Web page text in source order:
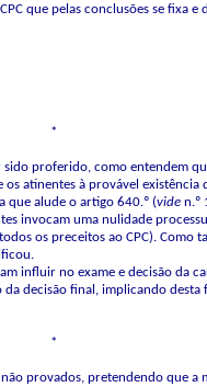
que pelas conclusões se fixa e
*
proferido, como entendem
atinentes à provável
que alude o artigo 640.º (vide n.º
invocam uma nulidade
os preceitos ao CPC). Como
influir no exame e decisão da
decisão final, implicando
*
provados, pretendendo que